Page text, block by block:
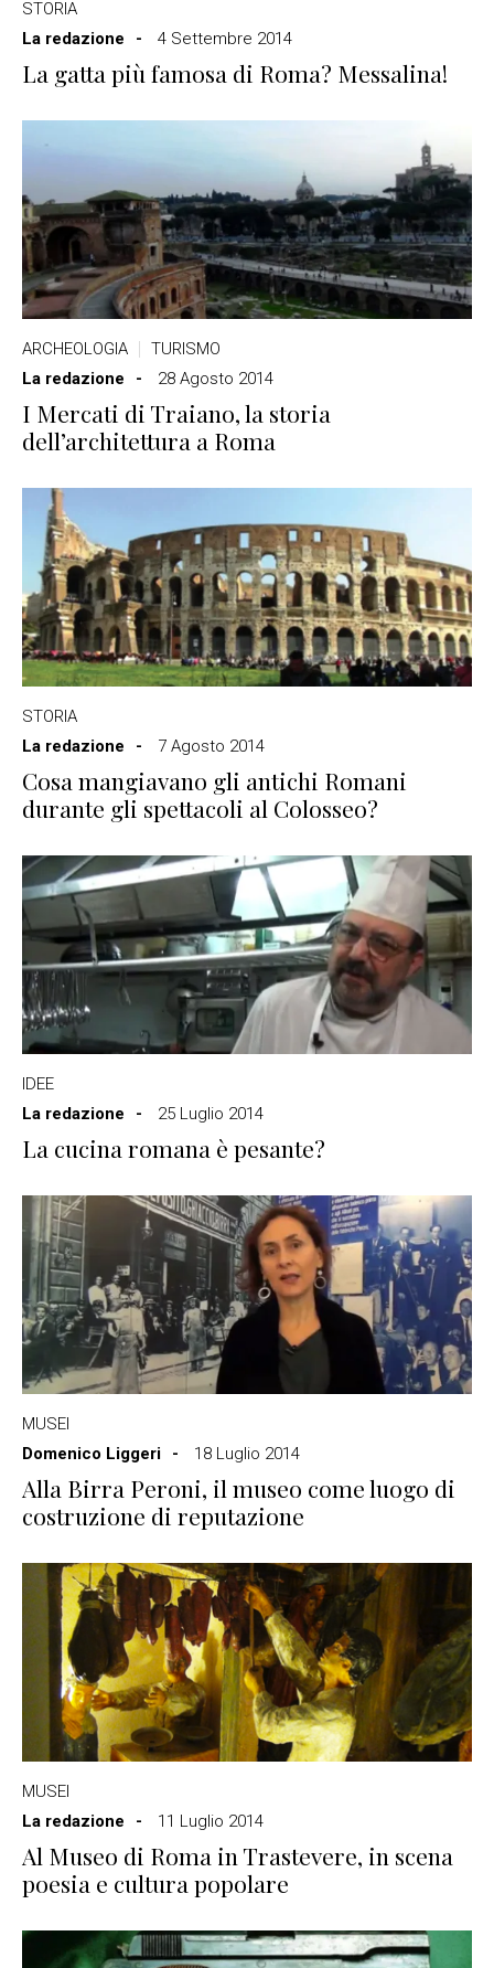
STORIA
La redazione
4 Settembre 2014
La gatta più famosa di Roma? Messalina!
ARCHEOLOGIA
TURISMO
La redazione
28 Agosto 2014
I Mercati di Traiano, la storia
dell’architettura a Roma
STORIA
La redazione
7 Agosto 2014
Cosa mangiavano gli antichi Romani
durante gli spettacoli al Colosseo?
IDEE
La redazione
25 Luglio 2014
La cucina romana è pesante?
MUSEI
Domenico Liggeri
18 Luglio 2014
Alla Birra Peroni, il museo come luogo di
costruzione di reputazione
MUSEI
La redazione
11 Luglio 2014
Al Museo di Roma in Trastevere, in scena
poesia e cultura popolare